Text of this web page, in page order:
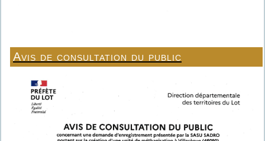
Avis de consultation du public